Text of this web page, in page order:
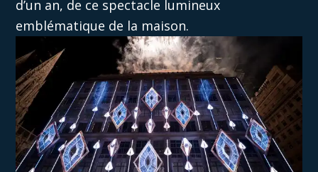
d’un an, de ce spectacle lumineux
emblématique de la maison.